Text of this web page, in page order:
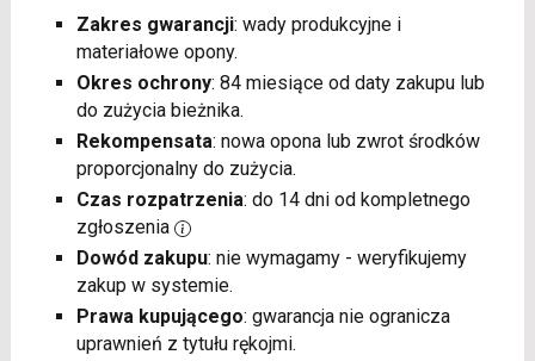
Zakres gwarancji: wady produkcyjne i
materiałowe opony.
Okres ochrony: 84 miesiące od daty zakupu lub
do zużycia bieżnika.
Rekompensata: nowa opona lub zwrot środków
proporcjonalny do zużycia.
Czas rozpatrzenia: do 14 dni od kompletnego
zgłoszenia
Dowód zakupu: nie wymagamy - weryfikujemy
zakup w systemie.
Prawa kupującego: gwarancja nie ogranicza
uprawnień z tytułu rękojmi.